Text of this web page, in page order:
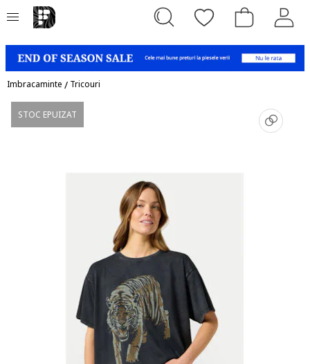
Imbracaminte / Tricouri
STOC EPUIZAT